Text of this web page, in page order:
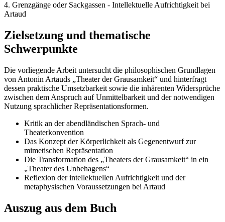
4. Grenzgänge oder Sackgassen - Intellektuelle Aufrichtigkeit bei
Artaud
Zielsetzung und thematische
Schwerpunkte
Die vorliegende Arbeit untersucht die philosophischen Grundlagen
von Antonin Artauds „Theater der Grausamkeit“ und hinterfragt
dessen praktische Umsetzbarkeit sowie die inhärenten Widersprüche
zwischen dem Anspruch auf Unmittelbarkeit und der notwendigen
Nutzung sprachlicher Repräsentationsformen.
Kritik an der abendländischen Sprach- und
Theaterkonvention
Das Konzept der Körperlichkeit als Gegenentwurf zur
mimetischen Repräsentation
Die Transformation des „Theaters der Grausamkeit“ in ein
„Theater des Unbehagens“
Reflexion der intellektuellen Aufrichtigkeit und der
metaphysischen Voraussetzungen bei Artaud
Auszug aus dem Buch